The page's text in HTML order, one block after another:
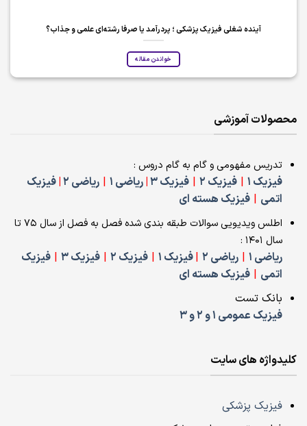
آینده شغلی فیزیک پزشکی ؛ پردرآمد یا صرفا رشته‌ای علمی و جذاب؟
خواندن مقاله
محصولات آموزشی
تدریس مفهومی و گام به گام دروس :
فیزیک 1 | فیزیک 2 | فیزیک 3 |ریاضی 1 | ریاضی 2 |فیزیک
اتمی | فیزیک هسته ای
اطلس ویدیویی سوالات طبقه بندی شده فصل به فصل از سال 75 تا
سال 1401 :
ریاضی 1 | ریاضی 2 |فیزیک 1 | فیزیک 2 | فیزیک 3 | فیزیک
اتمی | فیزیک هسته ای
بانک تست
فیزیک عمومی 1 و 2 و 3
کلیدواژه های سایت
فیزیک پزشکی